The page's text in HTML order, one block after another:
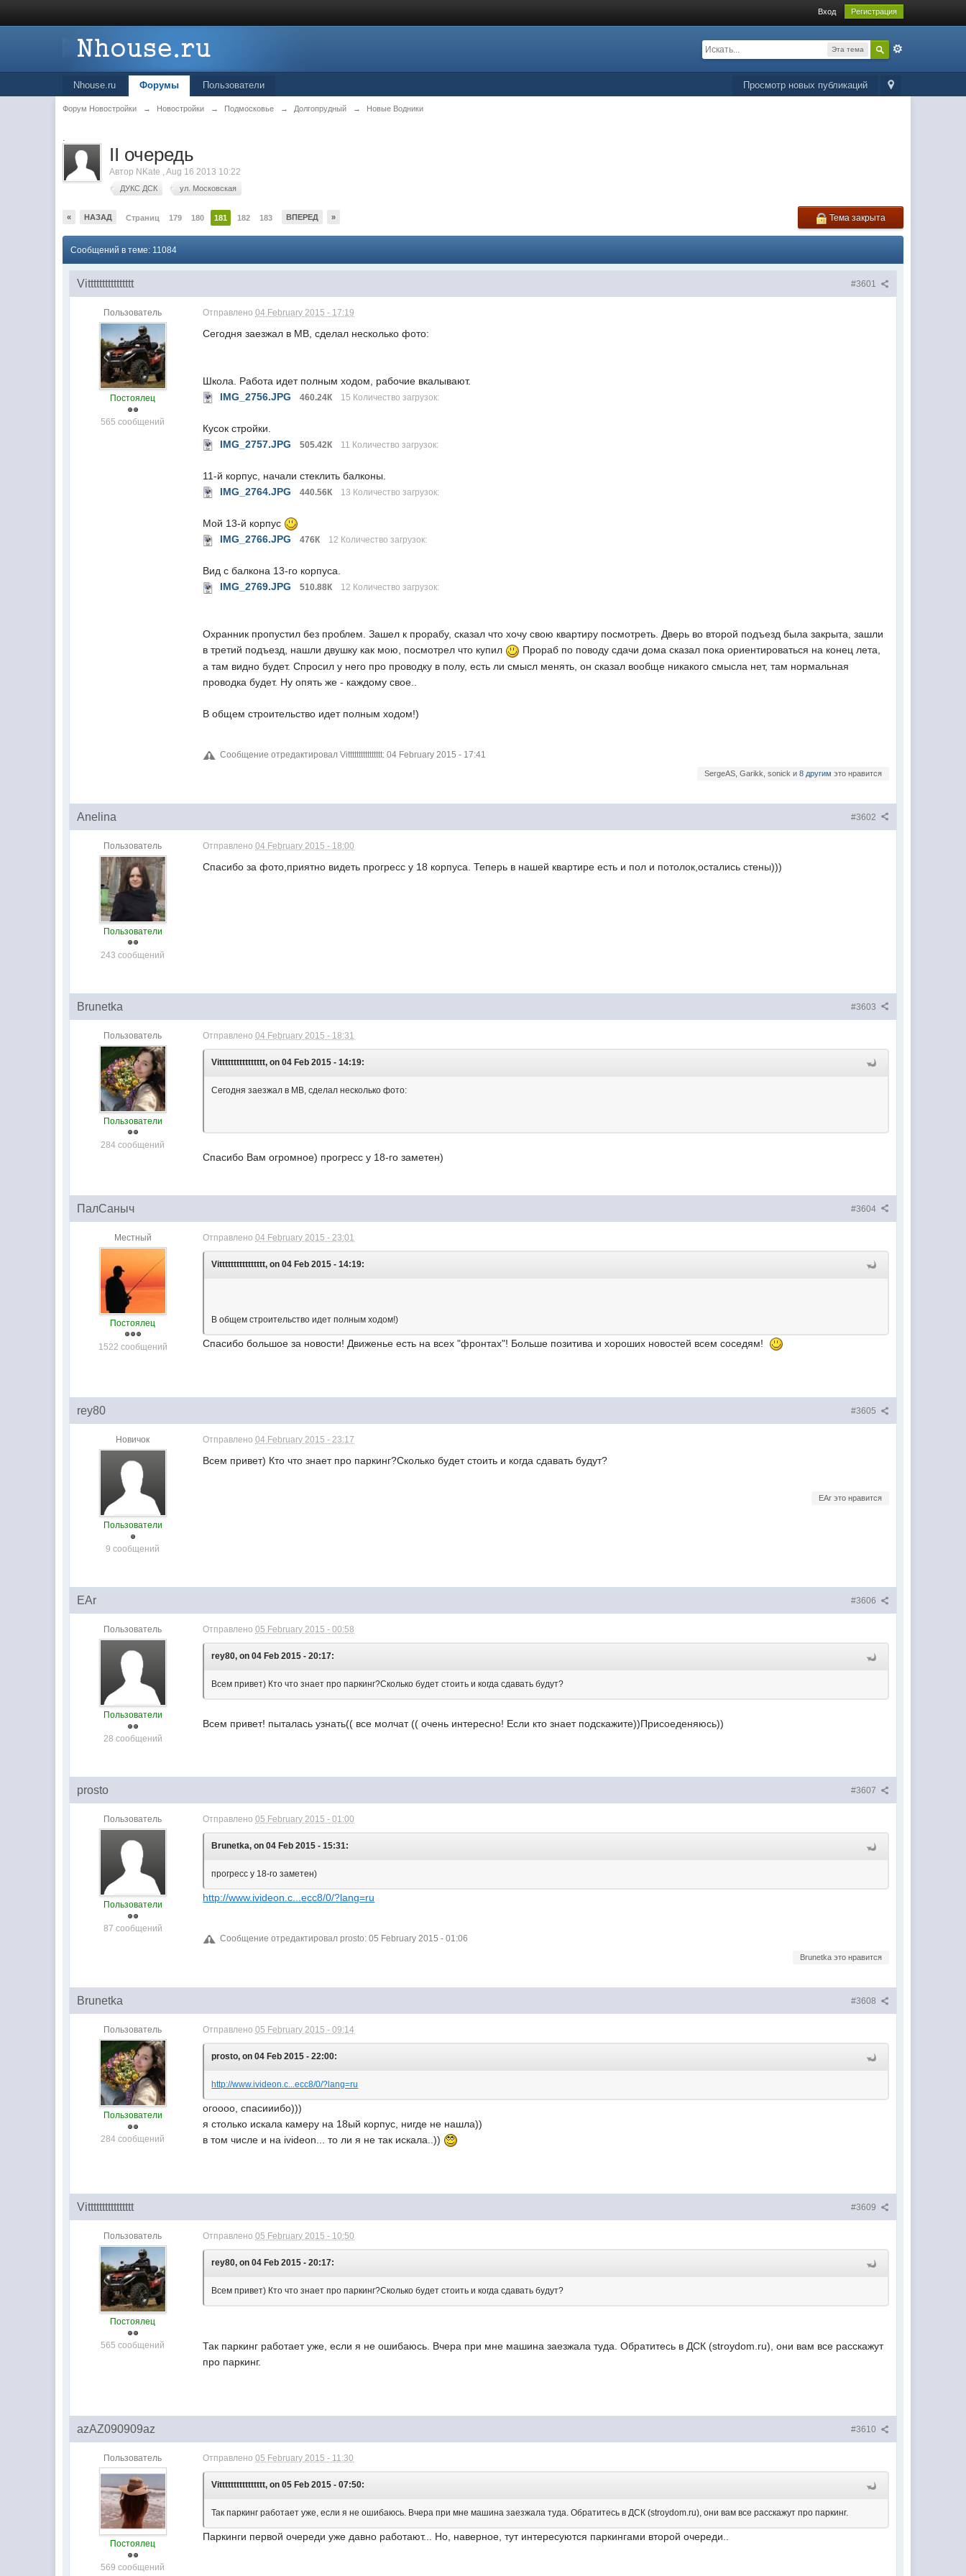
Вход Регистрация
Эта тема
Просмотр новых публикаций
Nhouse.ru Форумы Пользователи
Форум Новостройки → Новостройки → Подмосковье → Долгопрудный → Новые Водники
.
II очередь
Автор NKate ,Aug 16 2013 10:22
ДУКС ДСК ул. Московская
« НАЗАД Страниц 179 180 181 182 183 ВПЕРЕД » Тема закрыта
Сообщений в теме: 11084
#3601
Vitttttttttttttttt
Пользователь
Постоялец
565 сообщений
Отправлено04 February 2015 - 17:19
Сегодня заезжал в МВ, сделал несколько фото:
Школа. Работа идет полным ходом, рабочие вкалывают.
IMG_2756.JPG
460.24К 15 Количество загрузок:
Кусок стройки.
IMG_2757.JPG
505.42К 11 Количество загрузок:
11-й корпус, начали стеклить балконы.
IMG_2764.JPG
440.56К 13 Количество загрузок:
Мой 13-й корпус
IMG_2766.JPG
476К 12 Количество загрузок:
Вид с балкона 13-го корпуса.
IMG_2769.JPG
510.88К 12 Количество загрузок:
Охранник пропустил без проблем. Зашел к прорабу, сказал что хочу свою квартиру посмотреть. Дверь во второй подъезд была закрыта, зашли
в третий подъезд, нашли двушку как мою, посмотрел что купил
Прораб по поводу сдачи дома сказал пока ориентироваться на конец лета,
а там видно будет. Спросил у него про проводку в полу, есть ли смысл менять, он сказал вообще никакого смысла нет, там нормальная
проводка будет. Ну опять же - каждому свое..
В общем строительство идет полным ходом!)
Сообщение отредактировал Vitttttttttttttttt: 04 February 2015 - 17:41
SergeAS, Garikk, sonick и 8 другим это нравится
#3602
Anelina
Пользователь
Пользователи
243 сообщений
Отправлено04 February 2015 - 18:00
Спасибо за фото,приятно видеть прогресс у 18 корпуса. Теперь в нашей квартире есть и пол и потолок,остались стены)))
#3603
Brunetka
Пользователь
Пользователи
284 сообщений
Отправлено04 February 2015 - 18:31
Vitttttttttttttttt, on 04 Feb 2015 - 14:19:
Сегодня заезжал в МВ, сделал несколько фото:
Спасибо Вам огромное) прогресс у 18-го заметен)
#3604
ПалСаныч
Местный
Постоялец
1522 сообщений
Отправлено04 February 2015 - 23:01
Vitttttttttttttttt, on 04 Feb 2015 - 14:19:
В общем строительство идет полным ходом!)
Спасибо большое за новости! Движенье есть на всех "фронтах"! Больше позитива и хороших новостей всем соседям!
#3605
rey80
Новичок
Пользователи
9 сообщений
Отправлено04 February 2015 - 23:17
Всем привет) Кто что знает про паркинг?Сколько будет стоить и когда сдавать будут?
EAr это нравится
#3606
EAr
Пользователь
Пользователи
28 сообщений
Отправлено05 February 2015 - 00:58
rey80, on 04 Feb 2015 - 20:17:
Всем привет) Кто что знает про паркинг?Сколько будет стоить и когда сдавать будут?
Всем привет! пыталась узнать(( все молчат (( очень интересно! Если кто знает подскажите))Присоеденяюсь))
#3607
prosto
Пользователь
Пользователи
87 сообщений
Отправлено05 February 2015 - 01:00
Brunetka, on 04 Feb 2015 - 15:31:
прогресс у 18-го заметен)
http://www.ivideon.c...ecc8/0/?lang=ru
Сообщение отредактировал prosto: 05 February 2015 - 01:06
Brunetka это нравится
#3608
Brunetka
Пользователь
Пользователи
284 сообщений
Отправлено05 February 2015 - 09:14
prosto, on 04 Feb 2015 - 22:00:
http://www.ivideon.c...ecc8/0/?lang=ru
огоооо, спасииибо)))
я столько искала камеру на 18ый корпус, нигде не нашла))
в том числе и на ivideon... то ли я не так искала..))
#3609
Vitttttttttttttttt
Пользователь
Постоялец
565 сообщений
Отправлено05 February 2015 - 10:50
rey80, on 04 Feb 2015 - 20:17:
Всем привет) Кто что знает про паркинг?Сколько будет стоить и когда сдавать будут?
Так паркинг работает уже, если я не ошибаюсь. Вчера при мне машина заезжала туда. Обратитесь в ДСК (stroydom.ru), они вам все расскажут
про паркинг.
#3610
azAZ090909az
Пользователь
Постоялец
569 сообщений
Отправлено05 February 2015 - 11:30
Vitttttttttttttttt, on 05 Feb 2015 - 07:50:
Так паркинг работает уже, если я не ошибаюсь. Вчера при мне машина заезжала туда. Обратитесь в ДСК (stroydom.ru), они вам все расскажут про паркинг.
Паркинги первой очереди уже давно работают... Но, наверное, тут интересуются паркингами второй очереди..